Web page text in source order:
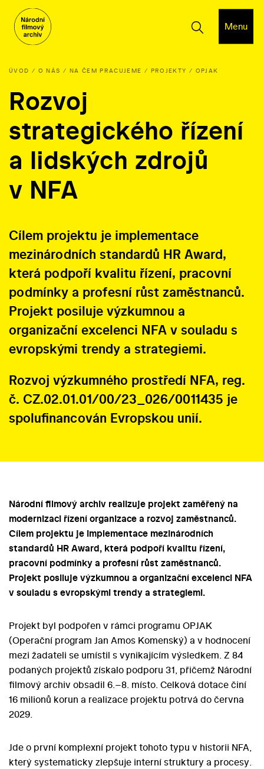
Menu
ÚVOD O NÁS NA ČEM PRACUJEME PROJEKTY OPJAK
Rozvoj
strategického řízení
a lidských zdrojů
v NFA
Cílem projektu je implementace
mezinárodních standardů HR Award,
která podpoří kvalitu řízení, pracovní
podmínky a profesní růst zaměstnanců.
Projekt posiluje výzkumnou a
organizační excelenci NFA v souladu s
evropskými trendy a strategiemi.
Rozvoj výzkumného prostředí NFA, reg.
č. CZ.02.01.01/00/23_026/0011435 je
spolufinancován Evropskou unií.
Národní filmový archiv realizuje projekt zaměřený na
modernizaci řízení organizace a rozvoj zaměstnanců.
Cílem projektu je implementace mezinárodních
standardů HR Award, která podpoří kvalitu řízení,
pracovní podmínky a profesní růst zaměstnanců.
Projekt posiluje výzkumnou a organizační excelenci NFA
v souladu s evropskými trendy a strategiemi.
Projekt byl podpořen v rámci programu OPJAK
(Operační program Jan Amos Komenský) a v hodnocení
mezi žadateli se umístil s vynikajícím výsledkem. Z 84
podaných projektů získalo podporu 31, přičemž Národní
filmový archiv obsadil 6.–8. místo. Celková dotace činí
16 milionů korun a realizace projektu potrvá do června
2029.
Jde o první komplexní projekt tohoto typu v historii NFA,
který systematicky zlepšuje interní struktury a procesy.